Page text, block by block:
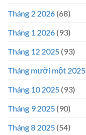
Tháng 2 2026(68)
Tháng 1 2026(93)
Tháng 12 2025(93)
Tháng mười một 2025
Tháng 10 2025(93)
Tháng 9 2025(90)
Tháng 8 2025(54)